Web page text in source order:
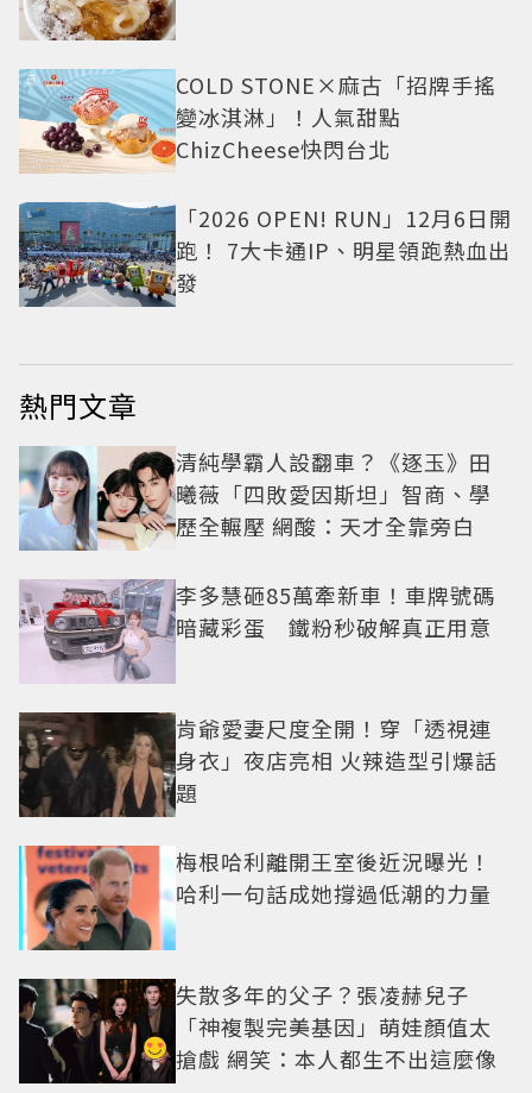
COLD STONE×麻古「招牌手搖
變冰淇淋」！人氣甜點
ChizCheese快閃台北
「2026 OPEN! RUN」12月6日開
跑！ 7大卡通IP、明星領跑熱血出
發
熱門文章
清純學霸人設翻車？《逐玉》田
曦薇「四敗愛因斯坦」智商、學
歷全輾壓 網酸：天才全靠旁白
李多慧砸85萬牽新車！車牌號碼
暗藏彩蛋 鐵粉秒破解真正用意
肯爺愛妻尺度全開！穿「透視連
身衣」夜店亮相 火辣造型引爆話
題
梅根哈利離開王室後近況曝光！
哈利一句話成她撐過低潮的力量
失散多年的父子？張凌赫兒子
「神複製完美基因」萌娃顏值太
搶戲 網笑：本人都生不出這麼像